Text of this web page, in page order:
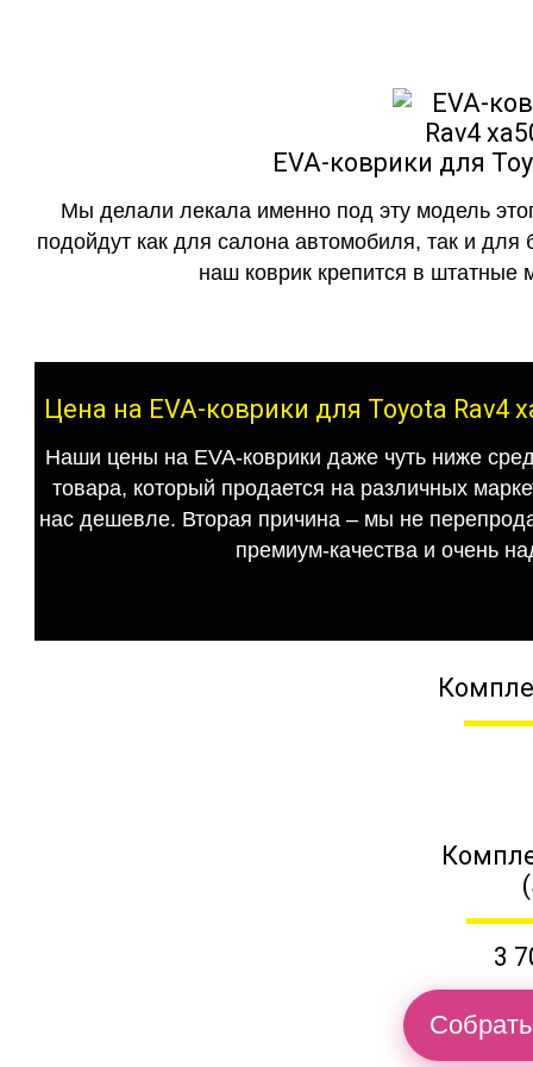
EVA-коврики для
Мы делали лекала именно под эту модель
подойдут как для салона автомобиля, так и для
наш коврик крепится в штатные
Цена на EVA-коврики для Toyota
Наши цены на EVA-коврики даже чуть ниже
товара, который продается на различных
нас дешевле. Вторая причина – мы не
премиум-качества и очень
3